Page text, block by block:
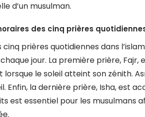
d’un musulman.
des cinq prières
cinq prières quotidiennes dans
jour. La première prière,
lorsque le soleil atteint son zénith.
Enfin, la dernière prière, Isha, est
est essentiel pour les musulmans